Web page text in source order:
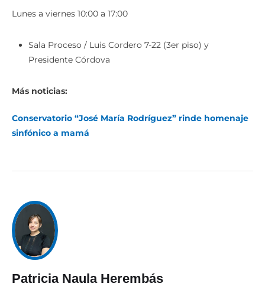
Lunes a viernes 10:00 a 17:00
Sala Proceso / Luis Cordero 7-22 (3er piso) y
Presidente Córdova
Más noticias:
Conservatorio “José María Rodríguez” rinde homenaje
sinfónico a mamá
Patricia Naula Herembás